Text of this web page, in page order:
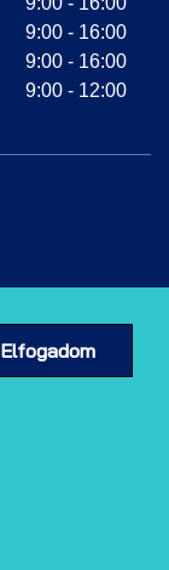
9:00 - 16:00
9:00 - 16:00
9:00 - 12:00
Elfogadom